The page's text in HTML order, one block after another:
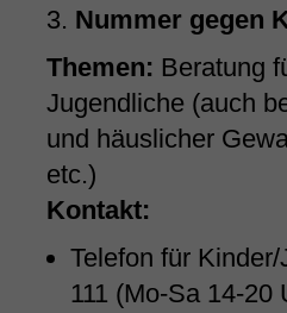
3. Nummer gegen
Themen: Beratung
Jugendliche (auch
und häuslicher
etc.)
Kontakt:
Telefon für
111 (Mo-Sa 14-20